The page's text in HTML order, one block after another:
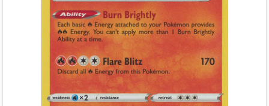
Mã giảm giá:
Ngày hết hạn: